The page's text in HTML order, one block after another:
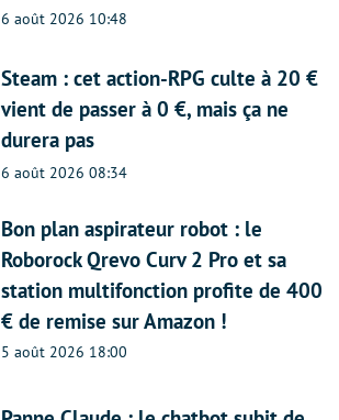
6 août 2026 10:48
Steam : cet action-RPG culte à 20 €
vient de passer à 0 €, mais ça ne
durera pas
6 août 2026 08:34
Bon plan aspirateur robot : le
Roborock Qrevo Curv 2 Pro et sa
station multifonction profite de 400
€ de remise sur Amazon !
5 août 2026 18:00